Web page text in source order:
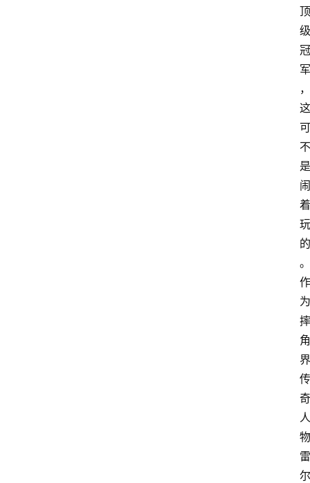
顶
级
冠
军
，
这
可
不
是
闹
着
玩
的
。
作
为
摔
角
界
传
奇
人
物
雷
尔